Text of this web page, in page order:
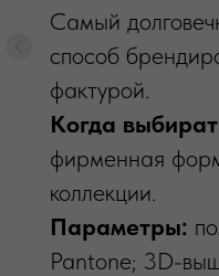
Самый
способ
фактурой.
Когда
фирменная
коллекции.
Параметры:
Pantone; 3D-